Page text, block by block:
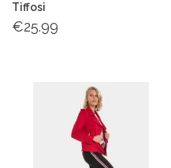
Tiffosi
€25.99